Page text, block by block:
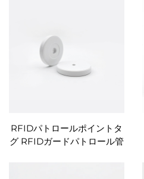
RFIDパトロールポイントタ
グ RFIDガードパトロール管